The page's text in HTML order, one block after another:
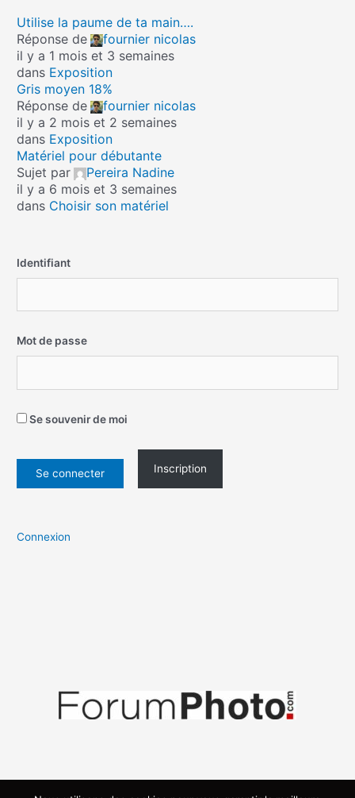
Utilise la paume de ta main….
Réponse de
fournier nicolas
il y a 1 mois et 3 semaines
dans Exposition
Gris moyen 18%
Réponse de
fournier nicolas
il y a 2 mois et 2 semaines
dans Exposition
Matériel pour débutante
Sujet par
Pereira Nadine
il y a 6 mois et 3 semaines
dans Choisir son matériel
Identifiant
Mot de passe
Se souvenir de moi
Inscription
Connexion